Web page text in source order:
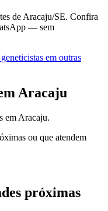
de Aracaju/SE. Confira
— sem
geneticistas em outras
Aracaju
em Aracaju.
ou que atendem
próximas